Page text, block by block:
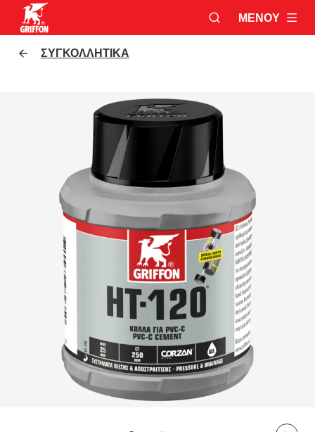
ΑΝΟΙΞΕ ΤΟ
ΜΕΝΟΎ
ΣΥΓΚΟΛΛΗΤΙΚΆ